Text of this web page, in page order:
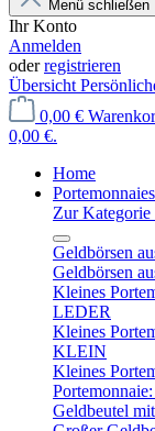
Menü schließen
Ihr Konto
Anmelden
oderregistrieren
Übersicht
0,00 €
0,00 €.
Home
Zur Kategorie
Geldbörsen
Geldbörsen
Kleines
LEDER
Kleines
KLEIN
Kleines
Geldbeutel